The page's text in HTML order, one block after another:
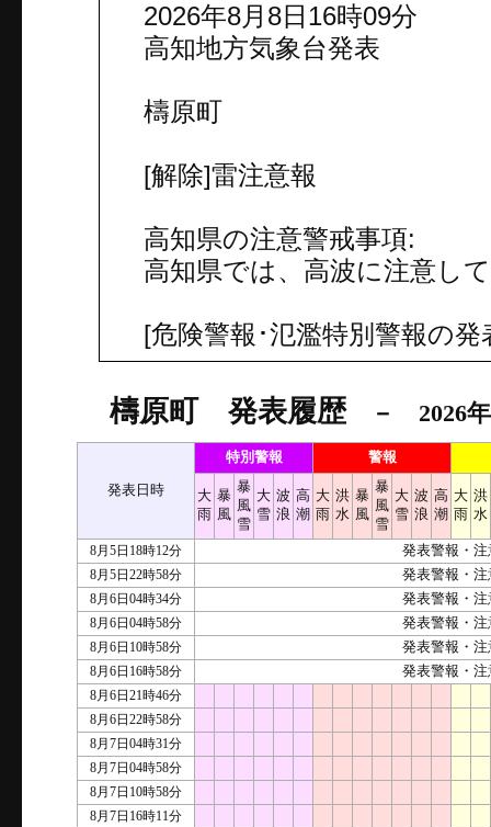
2026年8月8日16時09分
高知地方気象台発表
檮原町
[解除]雷注意報
高知県の注意警戒事項:
高知県では、高波に注意し
[危険警報･氾濫特別警報の
檮原町 発表履歴－ 2026年8
発表日時
特別警報 警報
大
雨
暴
風
暴
風
雪
大
雪
波
浪
高
潮
大
雨
洪
水
暴
風
暴
風
雪
大
雪
波
浪
高
潮
大
雨
洪
水
8月5日18時12分
発表警報・
8月5日22時58分
発表警報・
8月6日04時34分
発表警報・
8月6日04時58分
発表警報・
8月6日10時58分
発表警報・
8月6日16時58分
発表警報・
8月6日21時46分
8月6日22時58分
8月7日04時31分
8月7日04時58分
8月7日10時58分
8月7日16時11分